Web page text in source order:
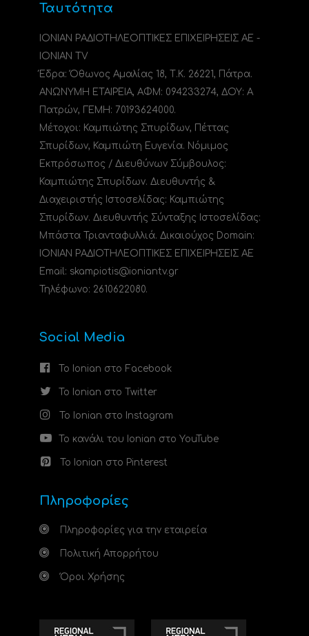
Ταυτότητα
ΙΟΝΙΑΝ ΡΑΔΙΟΤΗΛΕΟΠΤΙΚΕΣ ΕΠΙΧΕΙΡΗΣΕΙΣ ΑΕ -
IONIAN TV
Έδρα: Όθωνος Αμαλίας 18, Τ.Κ. 26221, Πάτρα.
ΑΝΩΝΥΜΗ ΕΤΑΙΡΕΙΑ, ΑΦΜ: 094233274, ΔΟΥ: A
Πατρών, ΓΕΜΗ: 70193624000.
Μέτοχοι: Καμπιώτης Σπυρίδων, Πέττας
Σπυρίδων, Καμπιώτη Ευγενία. Νόμιμος
Εκπρόσωπος / Διευθύνων Σύμβουλος:
Καμπιώτης Σπυρίδων. Διευθυντής &
Διαχειριστής Ιστοσελίδας: Καμπιώτης
Σπυρίδων. Διευθυντής Σύνταξης Ιστοσελίδας:
Μπάστα Τριανταφυλλιά. Δικαιούχος Domain:
ΙΟΝΙΑΝ ΡΑΔΙΟΤΗΛΕΟΠΤΙΚΕΣ ΕΠΙΧΕΙΡΗΣΕΙΣ ΑΕ
Email: skampiotis@ioniantv.gr
Τηλέφωνο: 2610622080.
Social Media
Το Ionian στο Facebook
Το Ionian στο Twitter
Το Ionian στο Instagram
Το κανάλι του Ionian στο YouTube
Το Ionian στο Pinterest
Πληροφορίες
Πληροφορίες για την εταιρεία
Πολιτική Απορρήτου
Όροι Χρήσης